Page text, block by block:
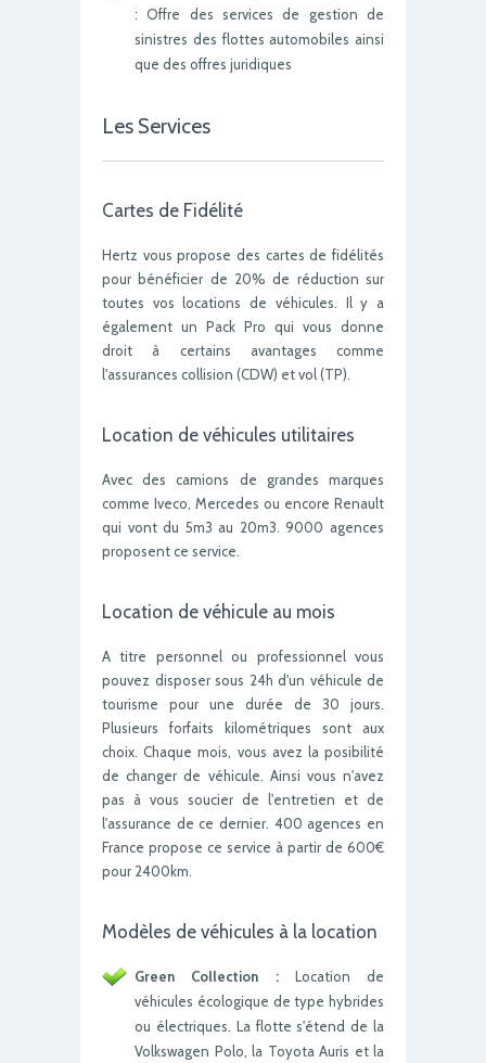
: Offre des services de gestion de
sinistres des flottes automobiles ainsi
que des offres juridiques
Les Services
Cartes de Fidélité
Hertz vous propose des cartes de fidélités
pour bénéficier de 20% de réduction sur
toutes vos locations de véhicules. Il y a
également un Pack Pro qui vous donne
droit à certains avantages comme
l'assurances collision (CDW) et vol (TP).
Location de véhicules utilitaires
Avec des camions de grandes marques
comme Iveco, Mercedes ou encore Renault
qui vont du 5m3 au 20m3. 9000 agences
proposent ce service.
Location de véhicule au mois
A titre personnel ou professionnel vous
pouvez disposer sous 24h d'un véhicule de
tourisme pour une durée de 30 jours.
Plusieurs forfaits kilométriques sont aux
choix. Chaque mois, vous avez la posibilité
de changer de véhicule. Ainsi vous n'avez
pas à vous soucier de l'entretien et de
l'assurance de ce dernier. 400 agences en
France propose ce service à partir de 600€
pour 2400km.
Modèles de véhicules à la location
Green Collection :Location de
véhicules écologique de type hybrides
ou électriques. La flotte s'étend de la
Volkswagen Polo, la Toyota Auris et la